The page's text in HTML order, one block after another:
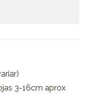
3-16cm aprox